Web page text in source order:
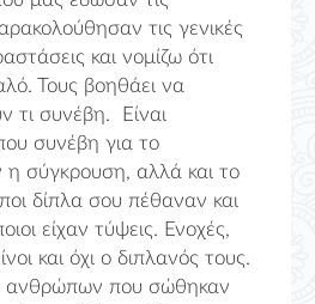
τις γενικές
και νομίζω ότι
Τους βοηθάει να
τι συνέβη. Είναι
συνέβη για το
σύγκρουση, αλλά και το
δίπλα σου πέθαναν και
είχαν τύψεις. Ενοχές,
και όχι ο διπλανός τους.
ανθρώπων που σώθηκαν